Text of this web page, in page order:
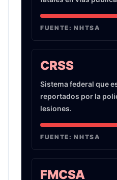
FUENTE:NHTSA
CRSS
Sistema federal que
reportados por la
lesiones.
FUENTE:NHTSA
FMCSA